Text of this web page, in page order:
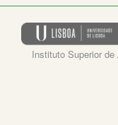
Instituto Superior de